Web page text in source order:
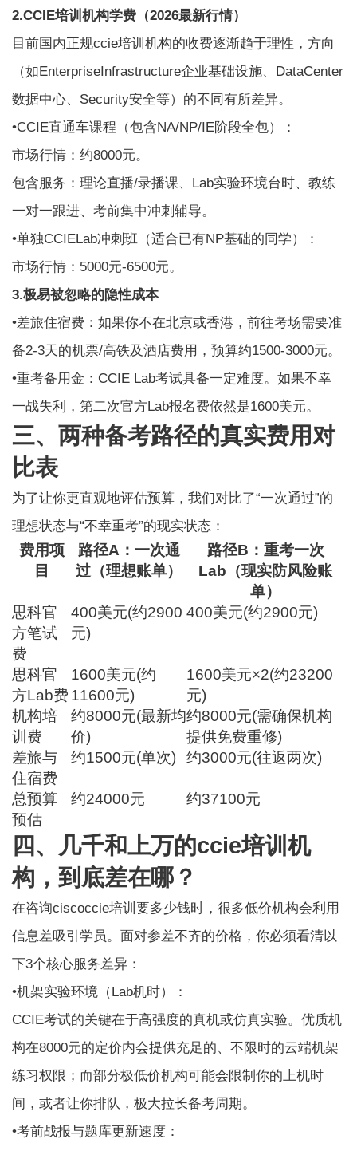
2.CCIE培训机构学费（2026最新行情）
目前国内正规ccie培训机构的收费逐渐趋于理性，方向
（如EnterpriseInfrastructure企业基础设施、DataCenter
数据中心、Security安全等）的不同有所差异。
•CCIE直通车课程（包含NA/NP/IE阶段全包）：
市场行情：约8000元。
包含服务：理论直播/录播课、Lab实验环境台时、教练
一对一跟进、考前集中冲刺辅导。
•单独CCIELab冲刺班（适合已有NP基础的同学）：
市场行情：5000元-6500元。
3.极易被忽略的隐性成本
•差旅住宿费：如果你不在北京或香港，前往考场需要准
备2-3天的机票/高铁及酒店费用，预算约1500-3000元。
•重考备用金：CCIE Lab考试具备一定难度。如果不幸
一战失利，第二次官方Lab报名费依然是1600美元。
三、两种备考路径的真实费用对
比表
为了让你更直观地评估预算，我们对比了“一次通过”的
理想状态与“不幸重考”的现实状态：
费用项
目
路径A：一次通
过（理想账单）
路径B：重考一次
Lab（现实防风险账
单）
思科官
方笔试
费
400美元(约2900
元)
400美元(约2900元)
思科官
方Lab费
1600美元(约
11600元)
1600美元×2(约23200
元)
机构培
训费
约8000元(最新均
价)
约8000元(需确保机构
提供免费重修)
差旅与
住宿费
约1500元(单次) 约3000元(往返两次)
总预算
预估
约24000元 约37100元
四、几千和上万的ccie培训机
构，到底差在哪？
在咨询ciscoccie培训要多少钱时，很多低价机构会利用
信息差吸引学员。面对参差不齐的价格，你必须看清以
下3个核心服务差异：
•机架实验环境（Lab机时）：
CCIE考试的关键在于高强度的真机或仿真实验。优质机
构在8000元的定价内会提供充足的、不限时的云端机架
练习权限；而部分极低价机构可能会限制你的上机时
间，或者让你排队，极大拉长备考周期。
•考前战报与题库更新速度：